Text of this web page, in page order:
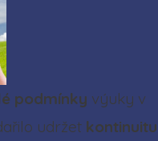
podmínky výuky v
udržet kontinuitu